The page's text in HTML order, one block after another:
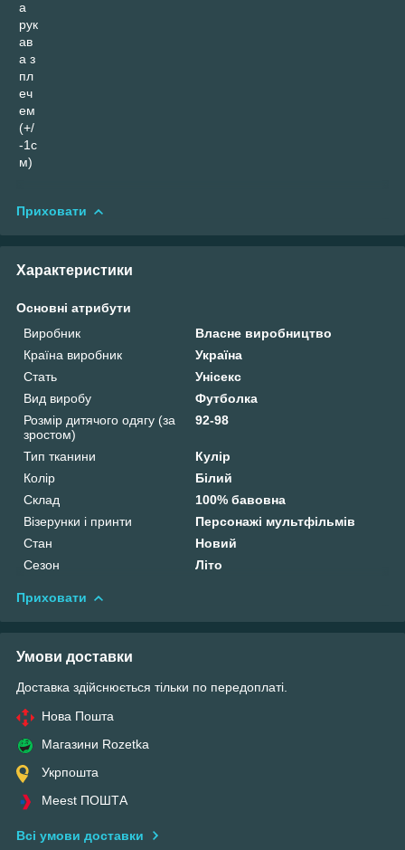
а
рук
ав
а з
пл
еч
ем
(+/
-1с
м)
Приховати
Характеристики
Основні атрибути
Виробник
Власне виробництво
Країна виробник
Україна
Стать
Унісекс
Вид виробу
Футболка
Розмір дитячого одягу (за
зростом)
92-98
Тип тканини
Кулір
Колір
Білий
Склад
100% бавовна
Візерунки і принти
Персонажі мультфільмів
Стан
Новий
Сезон
Літо
Приховати
Умови доставки
Доставка здійснюється тільки по передоплаті.
Нова Пошта
Магазини Rozetka
Укрпошта
Meest ПОШТА
Всі умови доставки